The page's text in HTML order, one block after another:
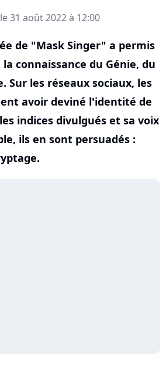
31 août 2022 à 12:00
de "Mask Singer" a permis
connaissance du Génie, du
Sur les réseaux sociaux, les
avoir deviné l'identité de
indices divulgués et sa voix
ils en sont persuadés :